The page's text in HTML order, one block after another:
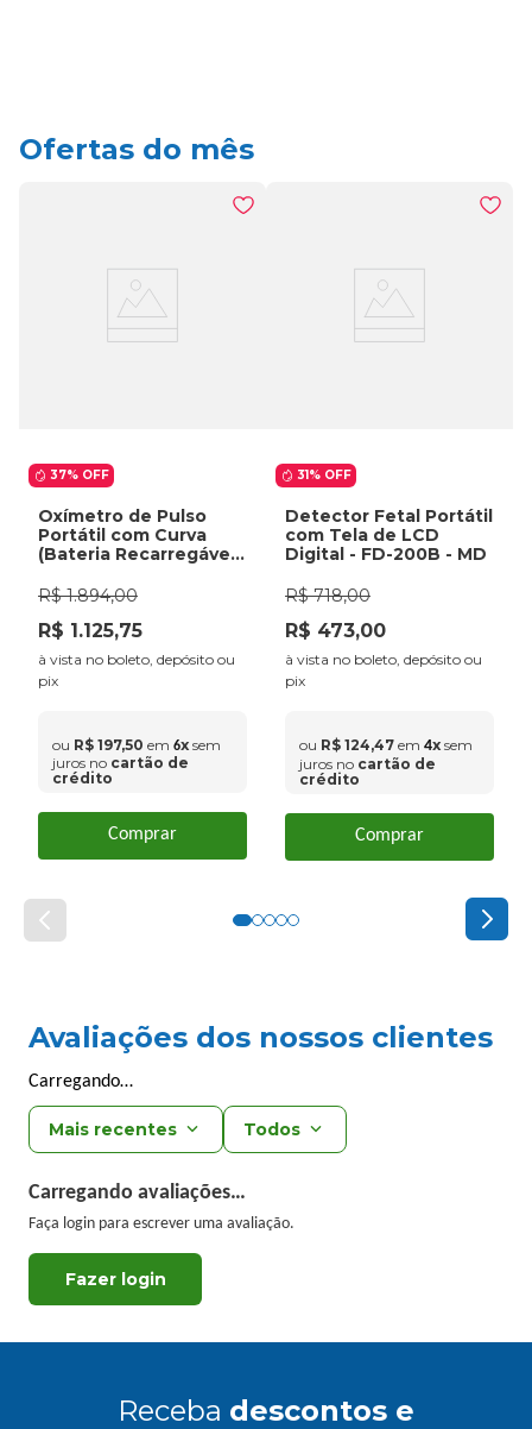
Ofertas do mês
37% OFF
Oxímetro de Pulso
Portátil com Curva
(Bateria Recarregável
Medtech
R$ 1.894,00
R$ 1.125,75
à vista no boleto, depósito ou
pix
ou R$ 197,50 em 6x sem
juros no cartão de
crédito
Comprar
31% OFF
Detector Fetal Portátil
com Tela de LCD
Digital - FD-200B - MD
R$ 718,00
R$ 473,00
à vista no boleto, depósito ou
pix
ou R$ 124,47 em 4x sem
juros no cartão de
crédito
Comprar
Avaliações dos nossos clientes
Carregando…
Faça login para escrever uma avaliação.
Mais recentes Todos
Carregando avaliações…
Receba descontos e